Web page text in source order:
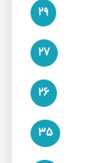
29
27
26
35